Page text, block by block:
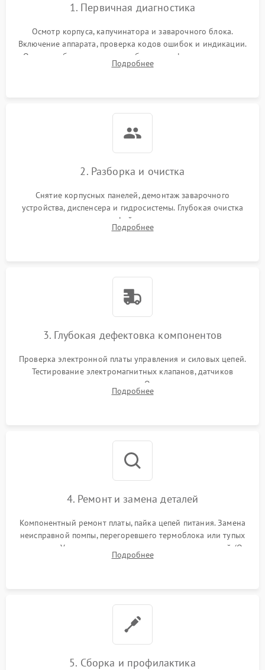
1. Первичная диагностика
Осмотр корпуса, капучинатора и заварочного блока.
Включение аппарата, проверка кодов ошибок и индикации.
Оценка работы помпы, термоблока и кофемолки на слух.
Измерение температуры и давления воды для выявления
Подробнее
2. Разборка и очистка
Снятие корпусных панелей, демонтаж заварочного
устройства, диспенсера и гидросистемы. Глубокая очистка
внутренних узлов от кофейных масел, жмыха и накипи.
Промывка дренажных каналов и фильтров с использованием
Подробнее
3. Глубокая дефектовка компонентов
Проверка электронной платы управления и силовых цепей.
Тестирование электромагнитных клапанов, датчиков
температуры и расходомера. Оценка степени износа
жерновов кофемолки, уплотнительных колец гидросистемы
Подробнее
4. Ремонт и замена деталей
Компонентный ремонт платы, пайка цепей питания. Замена
неисправной помпы, перегоревшего термоблока или тупых
жерновов. Установка новых силиконовых уплотнителей (O-
ring) и тефлоновых трубок для надежного устранения
Подробнее
5. Сборка и профилактика